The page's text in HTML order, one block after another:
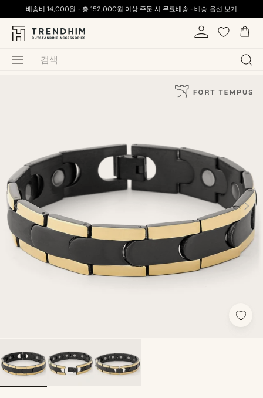
검색
배송비14,000원 - 총 152,000원 이상 주문 시 무료배송 -배송 옵션 보기